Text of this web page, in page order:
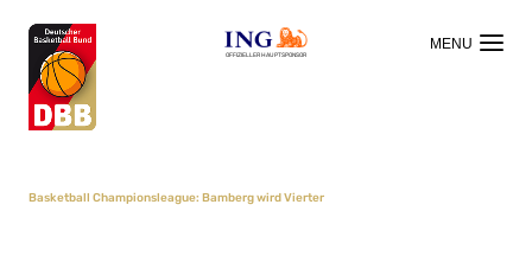
OFFIZIELLER HAUPTSPONSOR
Basketball Championsleague: Bamberg wird Vierter